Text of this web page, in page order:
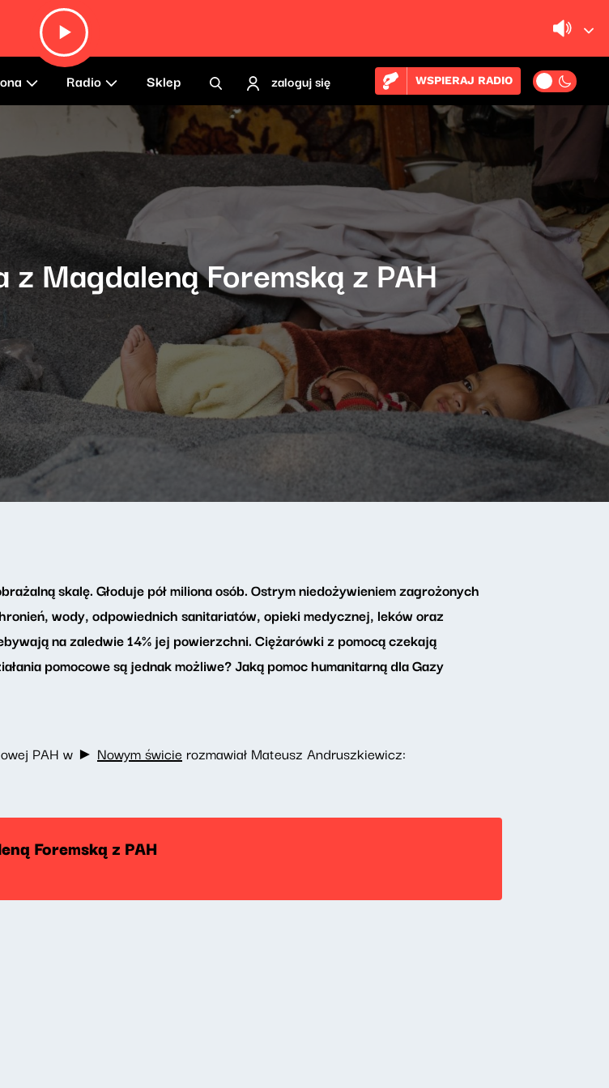
Radio Sklep zaloguj się WSPIERAJ RADIO
Magdaleną Foremską z PAH
skalę. Głoduje pół miliona osób. Ostrym niedożywieniem zagrożonych
wody, odpowiednich sanitariatów, opieki medycznej, leków oraz
na zaledwie 14% jej powierzchni. Ciężarówki z pomocą czekają
pomocowe są jednak możliwe? Jaką pomoc humanitarną dla Gazy
PAH w ► Nowym świcie rozmawiał Mateusz Andruszkiewicz:
Foremską z PAH